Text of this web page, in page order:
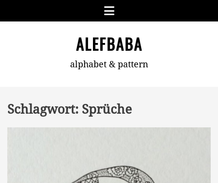
Menu
ALEFBABA
alphabet & pattern
Schlagwort: Sprüche